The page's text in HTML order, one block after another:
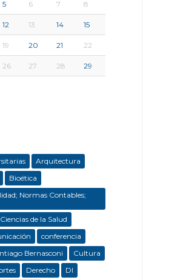
5 6 7 8
12 13 14 15
19 20 21 22
26 27 28 29
Arquitectura
Bioética
Normas Contables;
Ciencias de la Salud
conferencia
Bernasconi
Cultura
Derecho
DI